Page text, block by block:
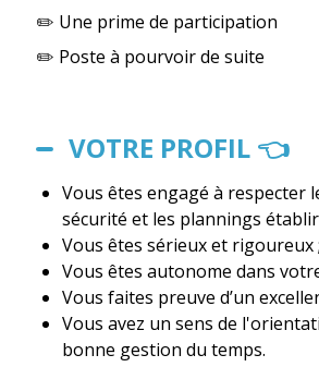
✏️ Une prime de participation
✏️ Poste à pourvoir de suite
VOTRE PROFIL 👈
Vous êtes engagé à respecter
sécurité et les plannings
Vous êtes sérieux et rigoureux ;
Vous êtes autonome dans
Vous faites preuve d’un
Vous avez un sens de
bonne gestion du temps.